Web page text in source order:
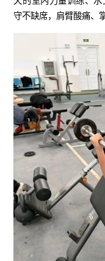
守不缺席，肩臂酸痛、